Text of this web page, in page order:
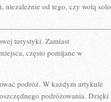
niezależnie od tego, czy wolą solo
turystyki. Zamiast
często pomijane w
podróż. W każdym artykule
podróżowania. Dzięki